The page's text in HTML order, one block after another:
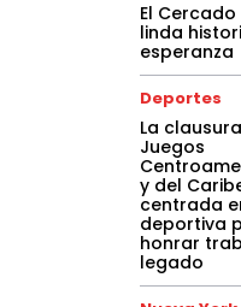
El
linda
esperanza
Deportes
La
Juegos
y del
centrada
deportiva
honrar
legado